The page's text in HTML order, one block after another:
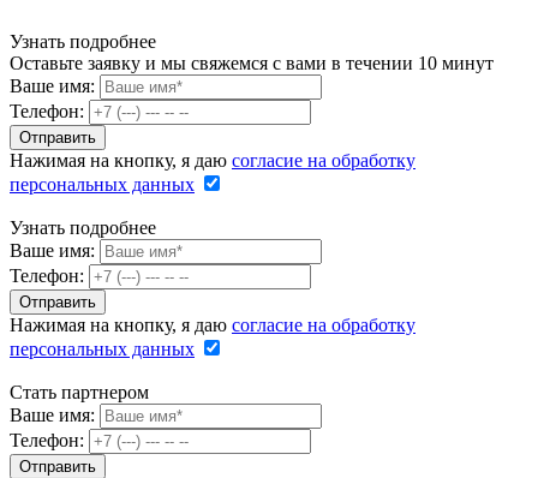
Узнать подробнее
Оставьте заявку и мы свяжемся с вами в течении 10 минут
Ваше имя:
Телефон:
Нажимая на кнопку, я даю согласие на обработку
персональных данных
Узнать подробнее
Ваше имя:
Телефон:
Нажимая на кнопку, я даю согласие на обработку
персональных данных
Стать партнером
Ваше имя:
Телефон: